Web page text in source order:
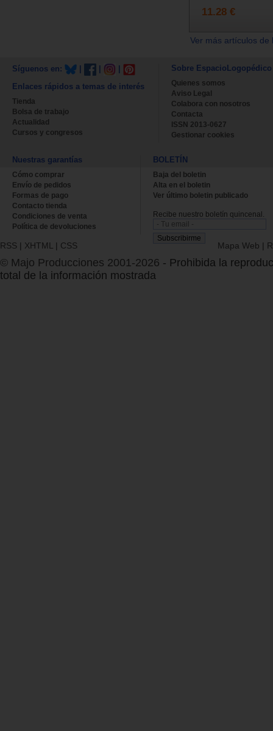
11.28 €
Ver más artículos
Síguenos en:
Enlaces rápidos a temas de interés
Tienda
Bolsa de trabajo
Actualidad
Cursos y congresos
Sobre EspacioLogopédico
Quienes somos
Aviso Legal
Colabora con nosotros
Contacta
ISSN 2013-0627
Gestionar cookies
Nuestras garantías
Cómo comprar
Envío de pedidos
Formas de pago
Contacto tienda
Condiciones de venta
Política de devoluciones
BOLETÍN
Baja del boletin
Alta en el boletin
Ver último boletin publicado
Recibe nuestro boletín quincenal.
RSS | XHTML | CSS Mapa Web |
© Majo Producciones 2001-2026 - Prohibida la
total de la información mostrada